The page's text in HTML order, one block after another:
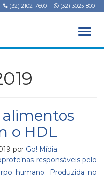
(32) 2102-7600 (32) 3025-8001
alimentos
o HDL
por Go! Mídia.
responsáveis pelo
humano. Produzida no